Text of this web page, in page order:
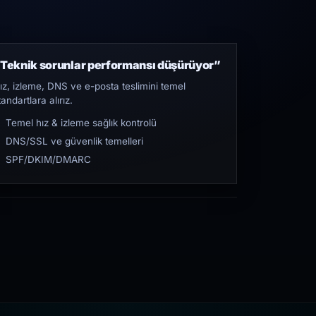
sorunlar performansı düşürüyor”
izleme, DNS ve e-posta teslimini temel
alırız.
Temel hız & izleme sağlık kontrolü
DNS/SSL ve güvenlik temelleri
SPF/DKIM/DMARC